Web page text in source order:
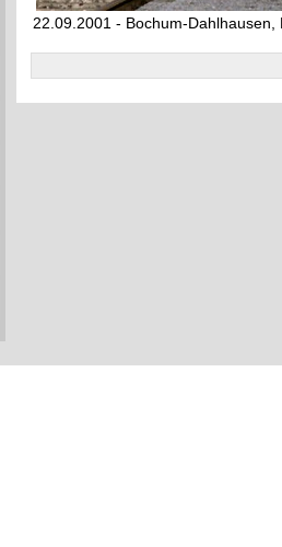
22.09.2001 - Bochum-Dahlhausen,